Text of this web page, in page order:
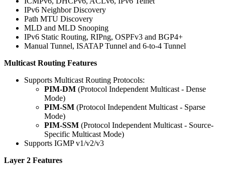
IPv6 Neighbor Discovery
Path MTU Discovery
MLD and MLD Snooping
IPv6 Static Routing, RIPng, OSPFv3 and BGP4+
Manual Tunnel, ISATAP Tunnel and 6-to-4 Tunnel
Multicast Routing Features
Supports Multicast Routing Protocols:
PIM-DM (Protocol Independent Multicast - Dense
Mode)
PIM-SM (Protocol Independent Multicast - Sparse
Mode)
PIM-SSM (Protocol Independent Multicast - Source-
Specific Multicast Mode)
Supports IGMP v1/v2/v3
Layer 2 Features